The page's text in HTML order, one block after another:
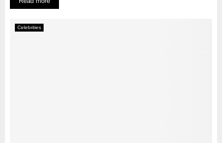
Celebrities